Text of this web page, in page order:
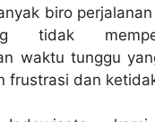
biro
tidak
waktu tunggu
frustrasi dan